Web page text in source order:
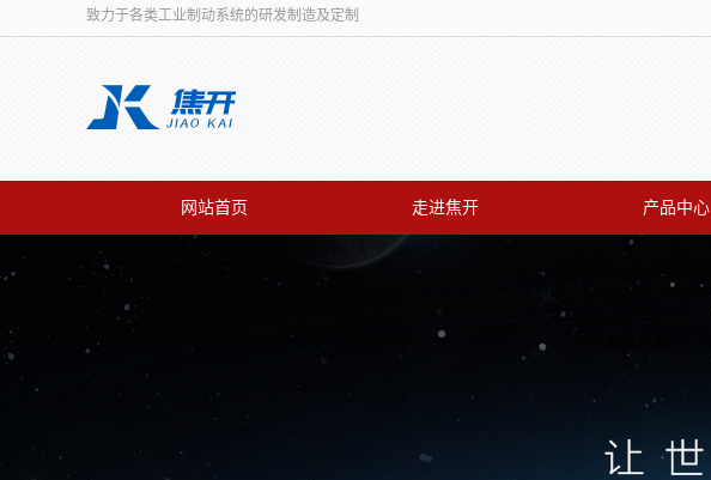
致力于各类工业制动系统的研发制造及定制
网站首页 走进焦开 产品中心